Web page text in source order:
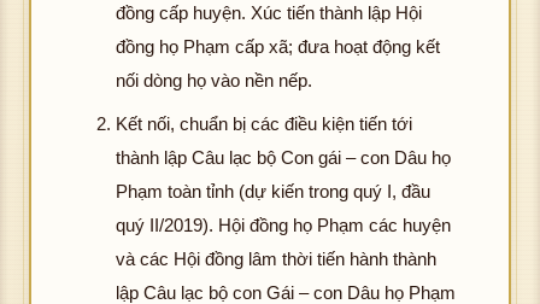
đồng cấp huyện. Xúc tiến thành lập Hội
đồng họ Phạm cấp xã; đưa hoạt động kết
nối dòng họ vào nền nếp.
Kết nối, chuẩn bị các điều kiện tiến tới
thành lập Câu lạc bộ Con gái – con Dâu họ
Phạm toàn tỉnh (dự kiến trong quý I, đầu
quý II/2019). Hội đồng họ Phạm các huyện
và các Hội đồng lâm thời tiến hành thành
lập Câu lạc bộ con Gái – con Dâu họ Phạm